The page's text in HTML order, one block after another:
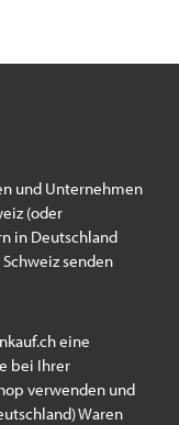
und Unternehmen
(oder
in Deutschland
senden
eine
bei Ihrer
verwenden und
Waren